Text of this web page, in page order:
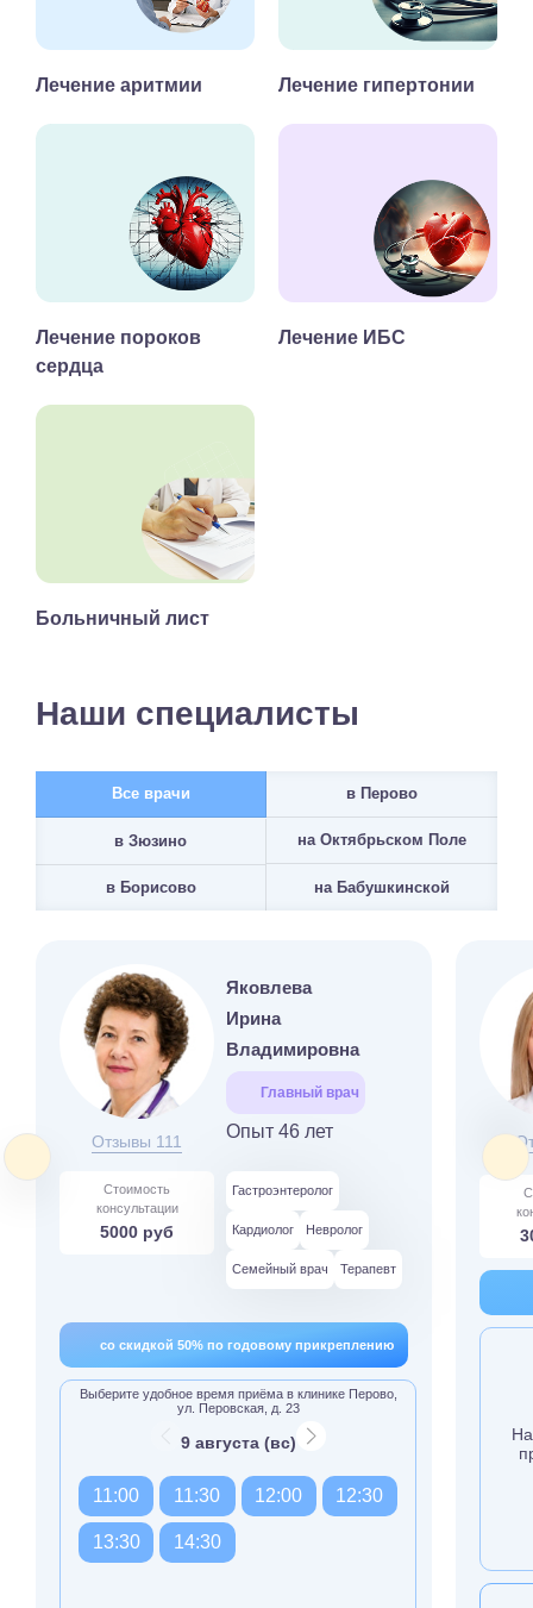
Лечение аритмии Лечение гипертонии
Лечение пороков
сердца
Лечение ИБС
Больничный лист
Наши специалисты
Все врачи в Перово
в Зюзино на Октябрьском Поле
в Борисово на Бабушкинской
Отзывы 111
Яковлева
Ирина
Владимировна
Главный врач
Опыт 46 лет
Стоимость
консультации
5000 руб
Гастроэнтеролог
Кардиолог Невролог
Семейный врач Терапевт
со скидкой 50% по годовому прикреплению
Выберите удобное время приёма в клинике Перово,
ул. Перовская, д. 23
9 августа (вс)
11:00 11:30 12:00 12:30
13:30 14:30